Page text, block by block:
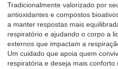
Tradicionalmente valorizado por
antioxidantes e compostos
a manter respostas mais
respiratório e ajudando o corpo a
externos que impactam a
Um cuidado que apoia quem
respiratória e deseja mais conforto